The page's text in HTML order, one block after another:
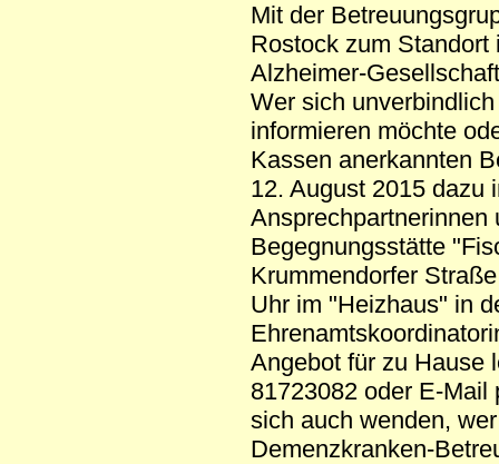
Mit der
Rostock zum
Alzheimer-
Wer sich
informieren möchte
Kassen anerkannten
12. August 2015 dazu
Ansprechpartnerinnen
Begegnungsstätte
Krummendorfer
Uhr im "Heizhaus" in
Angebot für zu Hause
81723082 oder E-Mail
sich auch wenden,
Demenzkranken-